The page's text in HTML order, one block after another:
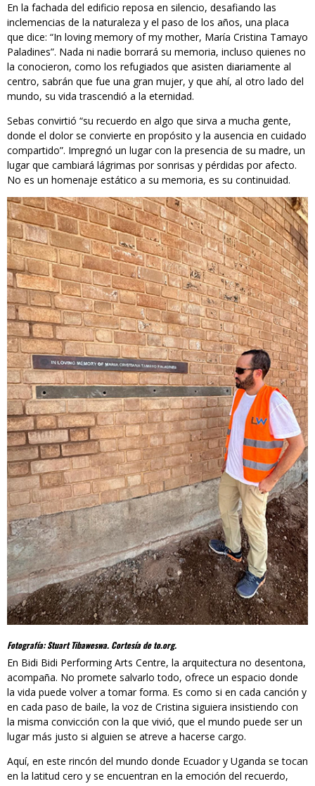
En la fachada del edificio reposa en silencio, desafiando las
inclemencias de la naturaleza y el paso de los años, una placa
que dice: “In loving memory of my mother, María Cristina Tamayo
Paladines”. Nada ni nadie borrará su memoria, incluso quienes no
la conocieron, como los refugiados que asisten diariamente al
centro, sabrán que fue una gran mujer, y que ahí, al otro lado del
mundo, su vida trascendió a la eternidad.
Sebas convirtió “su recuerdo en algo que sirva a mucha gente,
donde el dolor se convierte en propósito y la ausencia en cuidado
compartido”. Impregnó un lugar con la presencia de su madre, un
lugar que cambiará lágrimas por sonrisas y pérdidas por afecto.
No es un homenaje estático a su memoria, es su continuidad.
Fotografía: Stuart Tibaweswa. Cortesía de to.org.
En Bidi Bidi Performing Arts Centre, la arquitectura no desentona,
acompaña. No promete salvarlo todo, ofrece un espacio donde
la vida puede volver a tomar forma. Es como si en cada canción y
en cada paso de baile, la voz de Cristina siguiera insistiendo con
la misma convicción con la que vivió, que el mundo puede ser un
lugar más justo si alguien se atreve a hacerse cargo.
Aquí, en este rincón del mundo donde Ecuador y Uganda se tocan
en la latitud cero y se encuentran en la emoción del recuerdo,